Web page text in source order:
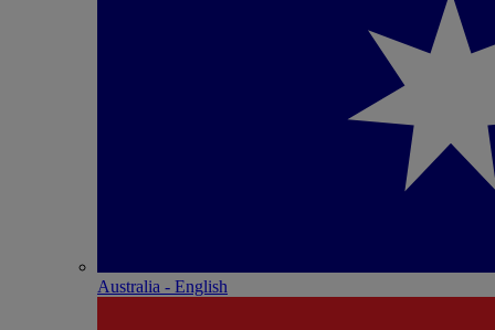
Australia - English